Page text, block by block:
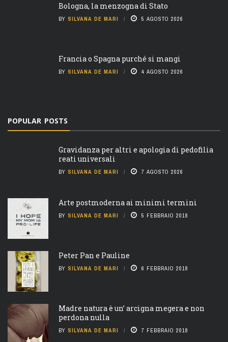
Bologna, la menzogna di Stato
BY SILVANA DE MARI 5 AGOSTO 2026
Francia o Spagna purché si mangi
BY SILVANA DE MARI 4 AGOSTO 2026
POPULAR POSTS
Gravidanza per altri e apologia di pedofilia
reati universali
BY SILVANA DE MARI 7 AGOSTO 2026
Arte postmoderna ai minimi termini
BY SILVANA DE MARI 5 FEBBRAIO 2018
Peter Pan e Pauline
BY SILVANA DE MARI 6 FEBBRAIO 2018
Madre natura è un’ arcigna megera e non
perdona nulla
BY SILVANA DE MARI 7 FEBBRAIO 2018